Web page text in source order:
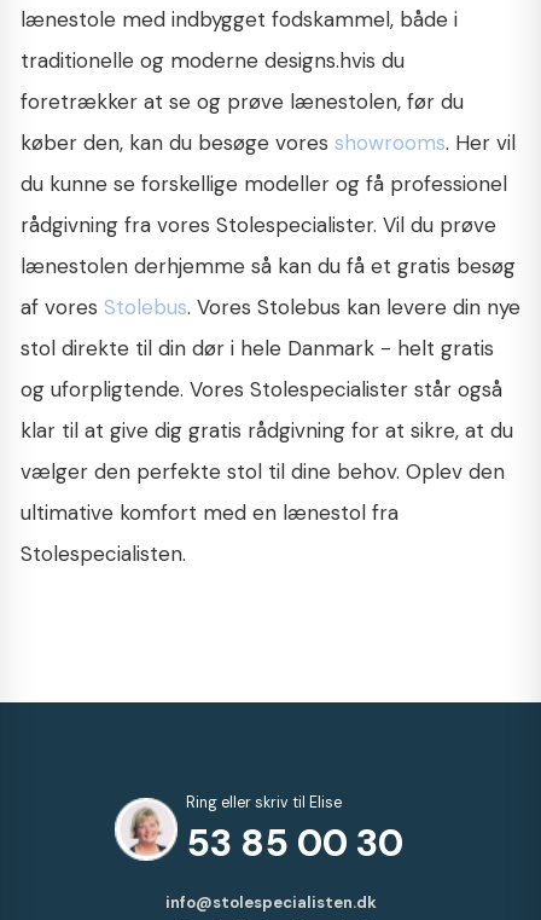
lænestole med indbygget fodskammel, både i
traditionelle og moderne designs.hvis du
foretrækker at se og prøve lænestolen, før du
køber den, kan du besøge vores showrooms. Her vil
du kunne se forskellige modeller og få professionel
rådgivning fra vores Stolespecialister. Vil du prøve
lænestolen derhjemme så kan du få et gratis besøg
af vores Stolebus. Vores Stolebus kan levere din nye
stol direkte til din dør i hele Danmark - helt gratis
og uforpligtende. Vores Stolespecialister står også
klar til at give dig gratis rådgivning for at sikre, at du
vælger den perfekte stol til dine behov. Oplev den
ultimative komfort med en lænestol fra
Stolespecialisten.
Ring eller skriv til Elise
53 85 00 30
info@stolespecialisten.dk